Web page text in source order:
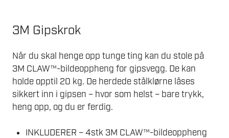
3M Gipskrok
Når du skal henge opp tunge ting kan du stole på
3M CLAW™-bildeoppheng for gipsvegg. De kan
holde opptil 20 kg. De herdede stålklørne låses
sikkert inn i gipsen – hvor som helst – bare trykk,
heng opp, og du er ferdig.
INKLUDERER – 4stk 3M CLAW™-bildeoppheng